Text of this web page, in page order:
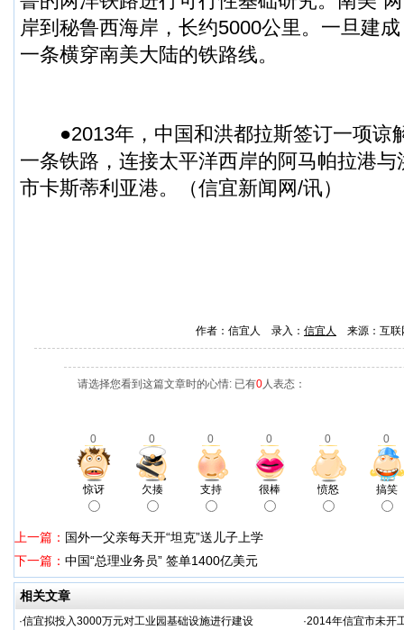
岸到秘鲁西海岸，长约5000公里。一旦建
一条横穿南美大陆的铁路线。
●2013年，中国和洪都拉斯签订一项谅
一条铁路，连接太平洋西岸的阿马帕拉港
市卡斯蒂利亚港。（信宜新闻 网/讯）
作者：信宜人 录入： 信宜人 来源：互
请选择您看到这篇文章时的心情: 已有0人表态：
0 0 0 0 0 0
惊讶 欠揍 支持 很棒 愤怒 搞笑
上一篇： 国外一父亲每天开“坦克”送儿子上学
下一篇： 中国“总理业务员” 签单1400亿美元
相关文章
·信宜拟投入3000万元对工业园基础设施进行建设 ·2014年信宜市未开